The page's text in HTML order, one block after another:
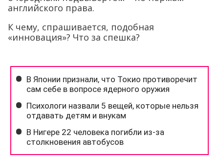
английского права.
К чему, спрашивается, подобная
«инновация»? Что за спешка?